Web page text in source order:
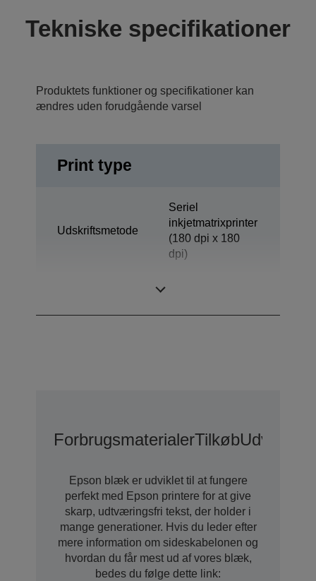
Tekniske specifikationer
Produktets funktioner og specifikationer kan
ændres uden forudgående varsel
Print type
Udskriftsmetode
Seriel
inkjetmatrixprinter
(180 dpi x 180
dpi)
ForbrugsmaterialerTilkøb
Epson blæk er udviklet til at fungere
perfekt med Epson printere for at give
skarp, udtværingsfri tekst, der holder i
mange generationer. Hvis du leder efter
mere information om sideskabelonen og
hvordan du får mest ud af vores blæk,
bedes du følge dette link: